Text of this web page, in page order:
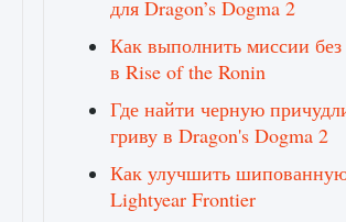
для Dragon’s Dogma 2
Как выполнить миссии без
в Rise of the Ronin
Где найти черную
гриву в Dragon's Dogma 2
Как улучшить
Lightyear Frontier